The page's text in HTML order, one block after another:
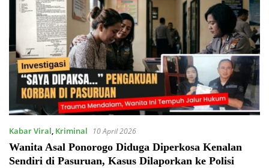
Kabar Viral, Kriminal 10 April 2026
Wanita Asal Ponorogo Diduga Diperkosa Kenalan
Sendiri di Pasuruan, Kasus Dilaporkan ke Polisi